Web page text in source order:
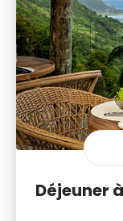
Déjeuner